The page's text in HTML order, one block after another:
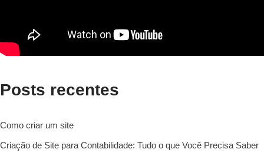
Posts recentes
Como criar um site
Criação de Site para Contabilidade: Tudo o que Você Precisa Saber